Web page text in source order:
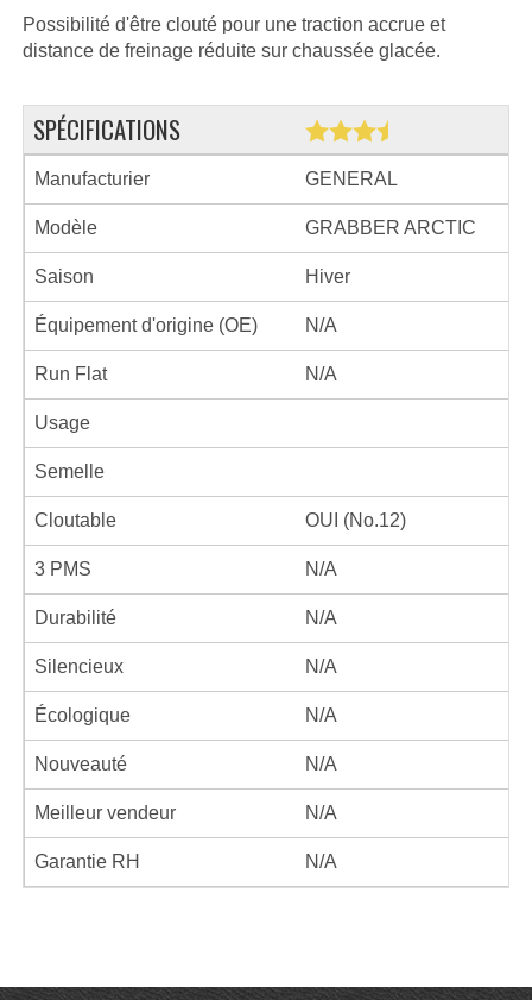
Possibilité d'être clouté pour une traction accrue et
distance de freinage réduite sur chaussée glacée.
SPÉCIFICATIONS
Manufacturier GENERAL
Modèle GRABBER ARCTIC
Saison Hiver
Équipement d'origine (OE) N/A
Run Flat N/A
Usage
Semelle
Cloutable OUI (No.12)
3 PMS N/A
Durabilité N/A
Silencieux N/A
Écologique N/A
Nouveauté N/A
Meilleur vendeur N/A
Garantie RH N/A